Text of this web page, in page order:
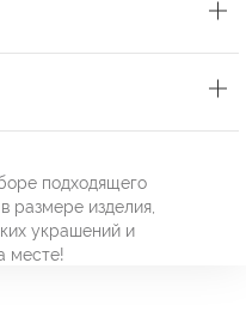
подходящего
размере изделия,
украшений и
месте!